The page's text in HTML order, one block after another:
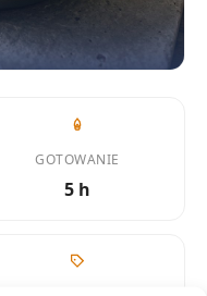
GOTOWANIE
5 h